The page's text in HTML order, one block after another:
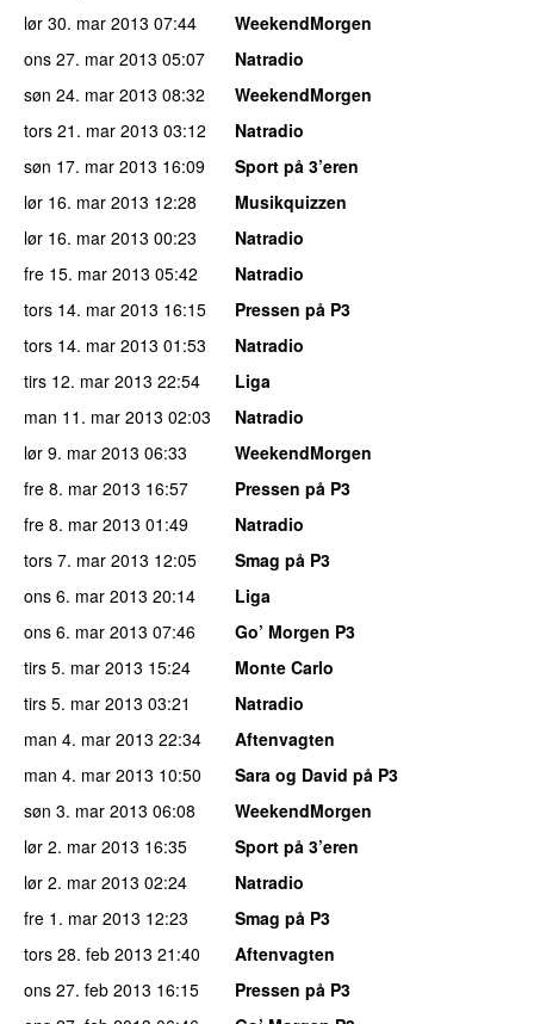
lør 30. mar 2013 07:44
WeekendMorgen
ons 27. mar 2013 05:07
Natradio
søn 24. mar 2013 08:32
WeekendMorgen
tors 21. mar 2013 03:12
Natradio
søn 17. mar 2013 16:09
Sport på 3’eren
lør 16. mar 2013 12:28
Musikquizzen
lør 16. mar 2013 00:23
Natradio
fre 15. mar 2013 05:42
Natradio
tors 14. mar 2013 16:15
Pressen på P3
tors 14. mar 2013 01:53
Natradio
tirs 12. mar 2013 22:54
Liga
man 11. mar 2013 02:03
Natradio
lør 9. mar 2013 06:33
WeekendMorgen
fre 8. mar 2013 16:57
Pressen på P3
fre 8. mar 2013 01:49
Natradio
tors 7. mar 2013 12:05
Smag på P3
ons 6. mar 2013 20:14
Liga
ons 6. mar 2013 07:46
Go’ Morgen P3
tirs 5. mar 2013 15:24
Monte Carlo
tirs 5. mar 2013 03:21
Natradio
man 4. mar 2013 22:34
Aftenvagten
man 4. mar 2013 10:50
Sara og David på P3
søn 3. mar 2013 06:08
WeekendMorgen
lør 2. mar 2013 16:35
Sport på 3’eren
lør 2. mar 2013 02:24
Natradio
fre 1. mar 2013 12:23
Smag på P3
tors 28. feb 2013 21:40
Aftenvagten
ons 27. feb 2013 16:15
Pressen på P3